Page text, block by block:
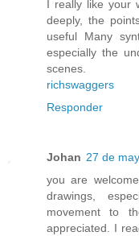
I really like your
deeply, the
useful Many
especially the
scenes.
richswaggers
Responder
Johan 27 de
you are
drawings,
movement to
appreciated. I